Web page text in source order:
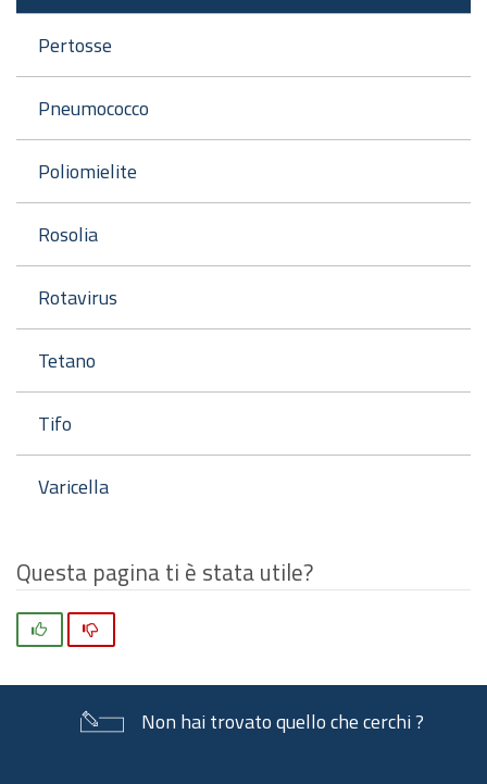
Pertosse
Pneumococco
Poliomielite
Rosolia
Rotavirus
Tetano
Tifo
Varicella
Questa pagina ti è stata utile?
Non hai trovato quello che cerchi ?